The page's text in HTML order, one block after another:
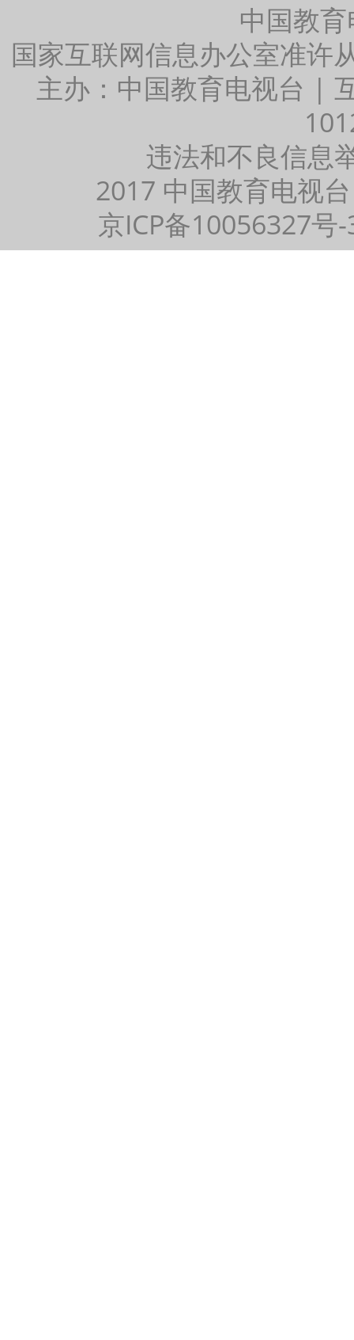
中国教
国家互联网信息办公室准许
主办：中国教育电视台 |
违法和不良信息
2017 中国教育电视
京ICP备10056327号